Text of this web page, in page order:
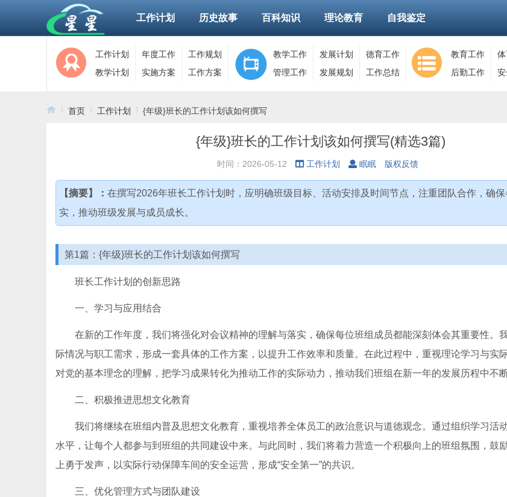
工作计划 历史故事 百科知识 理论教育 自我鉴定
工作计划 年度工作
工作规划
教学计划
实施方案 工作方案
教学工作 发展计划
德育工作
管理工作
发展规划 工作总结
教育工作
后勤工作
首页 工作计划 {年级}班长的工作计划该如何撰写
{年级}班长的工作计划该如何撰写(精选3篇)
时间：2026-05-12 工作计划 眠眠 版权反馈
【摘要】： 在撰写2026年班长工作计划时，应明确班级目标、活动安排及时间节点，注重团队合作，确
实，推动班级发展与成员成长。
第1篇：{年级}班长的工作计划该如何撰写
班长工作计划的创新思路
一、学习与应用结合
在新的工作年度，我们将强化对会议精神的理解与落实，确保每位班组成员都能深刻体会其重要性。
际情况与职工需求，形成一套具体的工作方案，以提升工作效率和质量。在此过程中，重视理论学习与实
对党的基本理念的理解，把学习成果转化为推动工作的实际动力，推动我们班组在新一年的发展历程中不断
二、积极推进思想文化教育
我们将继续在班组内普及思想文化教育，重视培养全体员工的政治意识与道德观念。通过组织学习活
水平，让每个人都参与到班组的共同建设中来。与此同时，我们将着力营造一个积极向上的班组氛围，鼓
上勇于发声，以实际行动保障车间的安全运营，形成“安全第一”的共识。
三、优化管理方式与团队建设